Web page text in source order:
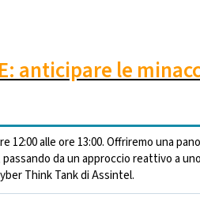
anticipare le
alle ore 13:00. Offriremo una
da un approccio reattivo a
Think Tank di Assintel.